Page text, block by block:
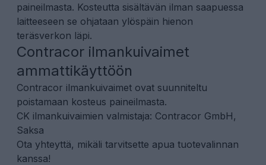
paineilmasta. Kosteutta sisältävän ilman saapuessa
laitteeseen se ohjataan ylöspäin hienon
teräsverkon läpi.
Contracor ilmankuivaimet
ammattikäyttöön
Contracor ilmankuivaimet ovat suunniteltu
poistamaan kosteus paineilmasta.
CK ilmankuivaimien valmistaja: Contracor GmbH,
Saksa
Ota yhteyttä, mikäli tarvitsette apua tuotevalinnan
kanssa!